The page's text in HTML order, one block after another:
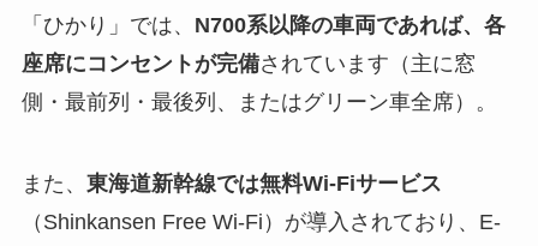
「ひかり」では、 N700系以降の車両であれば、各
座席にコンセントが完備されています（主に窓
側・最前列・最後列、またはグリーン車全席）。
また、 東海道新幹線では無料Wi-Fiサービス
（Shinkansen Free Wi-Fi）が導入されており、E-